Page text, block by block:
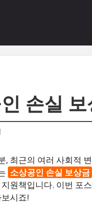
손실
, 최근의 여러 사회적
소상공인 손실 보상금
원책입니다. 이번 포
시죠!